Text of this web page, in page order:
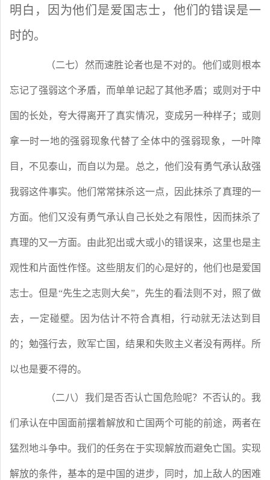
明白，因为他们是爱国志士，他们的错误是一
时的。
（二七）然而速胜论者也是不对的。他们或则根本
忘记了强弱这个矛盾，而单单记起了其他矛盾；或则对于中
国的长处，夸大得离开了真实情况，变成另一种样子；或则
拿一时一地的强弱现象代替了全体中的强弱现象，一叶障
目，不见泰山，而自以为是。总之，他们没有勇气承认敌强
我弱这件事实。他们常常抹杀这一点，因此抹杀了真理的一
方面。他们又没有勇气承认自己长处之有限性，因而抹杀了
真理的又一方面。由此犯出或大或小的错误来，这里也是主
观性和片面性作怪。这些朋友们的心是好的，他们也是爱国
志士。但是“先生之志则大矣”，先生的看法则不对，照了做
去，一定碰壁。因为估计不符合真相，行动就无法达到目
的；勉强行去，败军亡国，结果和失败主义者没有两样。所
以也是要不得的。
（二八）我们是否否认亡国危险呢？不否认的。我
们承认在中国面前摆着解放和亡国两个可能的前途，两者在
猛烈地斗争中。我们的任务在于实现解放而避免亡国。实现
解放的条件，基本的是中国的进步，同时，加上敌人的困难